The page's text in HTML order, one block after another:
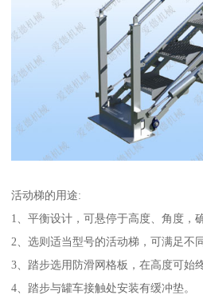
活动梯的用途:
1、平衡设计，可悬停于高度、角度，
2、选则适当型号的活动梯，可满足不
3、踏步选用防滑网格板，在高度可始
4、踏步与罐车接触处安装有缓冲垫。